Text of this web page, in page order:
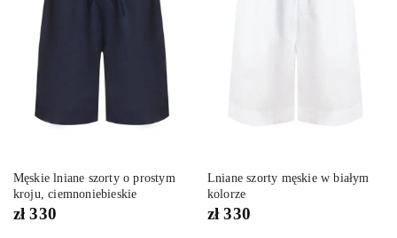
życzeń
Męskie lniane szorty o prostym
kroju, ciemnoniebieskie
zł330
Lniane szorty męskie w białym
kolorze
zł330